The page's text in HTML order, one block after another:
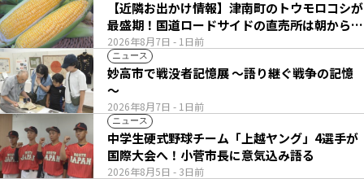
2026年8月7日 - 1日前
【近隣お出かけ情報】津南町のトウモロコシが
最盛期！国道ロードサイドの直売所は朝から長
い列
ニュース
2026年8月7日 - 1日前
妙高市で戦没者記憶展 ～語り継ぐ戦争の記憶
～
ニュース
2026年8月5日 - 3日前
中学生硬式野球チーム「上越ヤング」4選手が
国際大会へ！小菅市長に意気込み語る